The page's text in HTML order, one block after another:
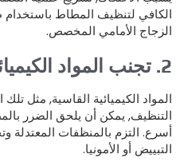
لتنظيف المطاط باستخدام
الأمامي المخصص.
الكيميائية القاسية, مثل
يمكن أن يلحق الضرر
التزم بالمنظفات المعتدلة
أو الأمونيا.